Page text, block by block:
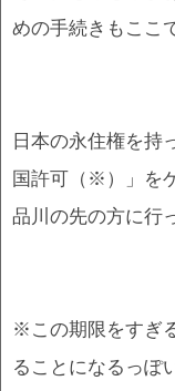
めの手続きもここ
日本の永住権を持
国許可（※）」を
品川の先の方に行
※この期限をすぎ
ることになるっぽ